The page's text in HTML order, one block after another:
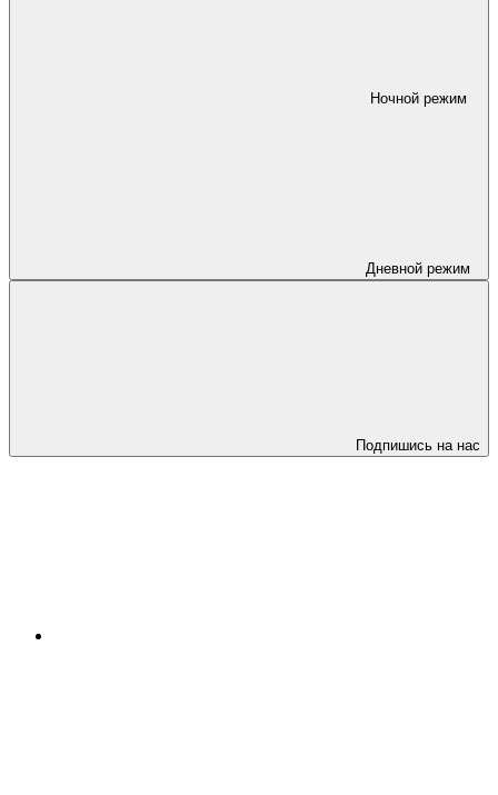
Ночной режим
Дневной режим
Подпишись на нас